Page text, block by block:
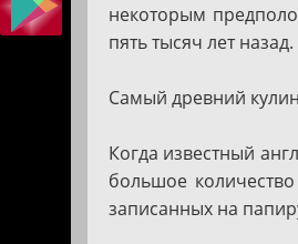
Таба
Асуан
Озеро
Насер
Аравийская
пустыня
Ливийская
некоторым
пять тысяч лет
Самый древний
Когда известный
большое
записанных на